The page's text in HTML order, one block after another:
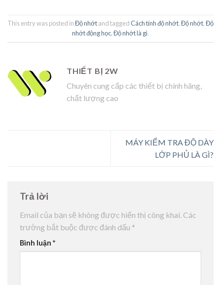
This entry was posted inĐộ nhớtand taggedCách tính độ nhớt,Độ nhớt,Độ
nhớt động học,Độ nhớt là gì.
THIẾT BỊ 2W
Chuyên cung cấp các thiết bị chính hãng,
chất lượng cao
MÁY KIỂM TRA ĐỘ DÀY
LỚP PHỦ LÀ GÌ?
Trả lời
Email của bạn sẽ không được hiển thị công khai. Các
trường bắt buộc được đánh dấu *
Bình luận *